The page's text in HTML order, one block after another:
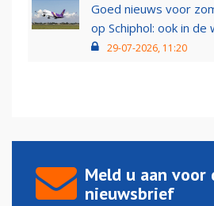
Goed nieuws voor
op Schiphol: ook in
29-07-2026, 11:20
Meld u aan voor
nieuwsbrief